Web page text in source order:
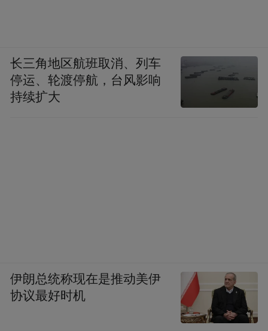
长三角地区航班取消、列车
停运、轮渡停航，台风影响
持续扩大
伊朗总统称现在是推动美伊
协议最好时机